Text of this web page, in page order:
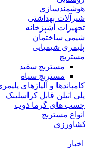
هوشمندسازی
شیرآلات بهداشتی
تجهیزات آشپزخانه
شیمی ساختمان
شیمیایی
مستربچ
مستربچ سفید
مستربچ سیاه
کامپاندها و آلیاژهای پلیمری
پلی اتیلن قابل کراسلینک
چسب های گرما ذوب
انواع مستربچ